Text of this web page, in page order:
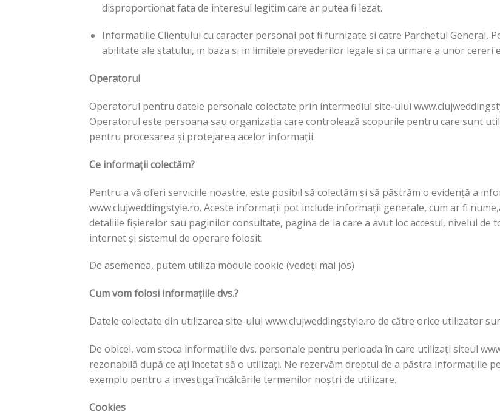
disproportionat fata de interesul legitim care ar putea fi lezat.
Informatiile Clientului cu caracter personal pot fi furnizate si catre Parchetul General,
abilitate ale statului, in baza si in limitele prevederilor legale si ca urmare a unor cereri
Operatorul
Operatorul pentru datele personale colectate prin intermediul site-ului
Operatorul este persoana sau organizația care controlează scopurile pentru care sunt
pentru procesarea și protejarea acelor informații.
Ce informații colectăm?
Pentru a vă oferi serviciile noastre, este posibil să colectăm și să păstrăm o evidență a
www.clujweddingstyle.ro. Aceste informații pot include informații generale, cum ar fi
detaliile fișierelor sau paginilor consultate, pagina de la care a avut loc accesul, nivelul de
internet și sistemul de operare folosit.
De asemenea, putem utiliza module cookie (vedeți mai jos)
Cum vom folosi informațiile dvs.?
Datele colectate din utilizarea site-ului www.clujweddingstyle.ro de către orice utilizator
De obicei, vom stoca informațiile dvs. personale pentru perioada în care utilizați siteul
rezonabilă după ce ați încetat să o utilizați. Ne rezervăm dreptul de a păstra informațiile
exemplu pentru a investiga încălcările termenilor noștri de utilizare.
Cookies